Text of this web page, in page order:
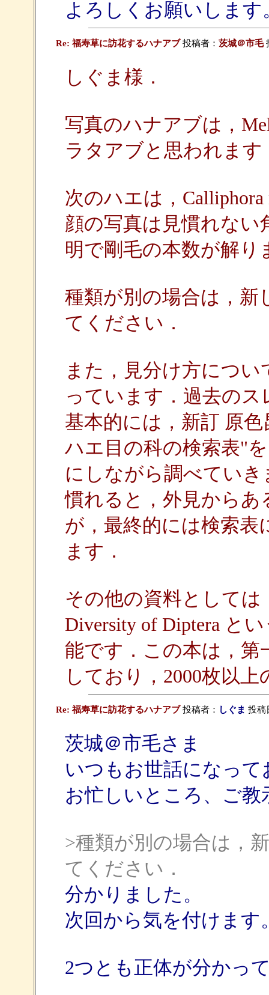
よろしくお願いします
Re: 福寿草に訪花するハナアブ投稿者： 茨城＠市毛
しぐま様．
写真のハナアブは，
ラタアブと思われます
次のハエは，
顔の写真は見慣れない
明で剛毛の本数が解り
種類が別の場合は，
てください．
また，見分け方につ
っています．過去の
基本的には，新訂 原
ハエ目の科の検索表"
にしながら調べていき
慣れると，外見からあ
が，最終的には検索表
ます．
その他の資料としては
Diversity of Diptera と
能です．この本は，第
しており，2000枚以
Re: 福寿草に訪花するハナアブ投稿者： しぐま 投稿
茨城＠市毛さま
いつもお世話になって
お忙しいところ、ご
>種類が別の場合は，
てください．
分かりました。
次回から気を付けます
2つとも正体が分かっ